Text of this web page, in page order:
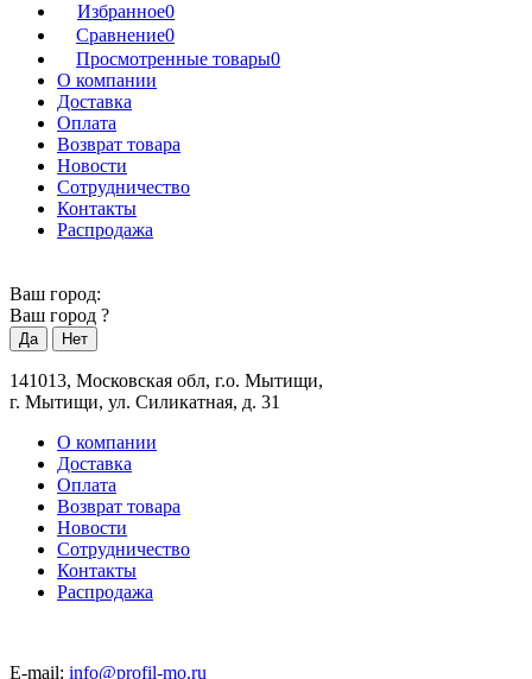
Избранное0
Сравнение0
Просмотренные товары0
О компании
Доставка
Оплата
Возврат товара
Новости
Сотрудничество
Контакты
Распродажа
Ваш город:
Ваш город ?
141013, Московская обл, г.о. Мытищи,
г. Мытищи, ул. Силикатная, д. 31
О компании
Доставка
Оплата
Возврат товара
Новости
Сотрудничество
Контакты
Распродажа
E-mail: info@profil-mo.ru